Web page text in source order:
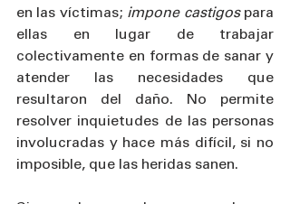
en las víctimas; impone castigos para
ellas en lugar de trabajar
colectivamente en formas de sanar y
atender las necesidades que
resultaron del daño. No permite
resolver inquietudes de las personas
involucradas y hace más difícil, si no
imposible, que las heridas sanen.